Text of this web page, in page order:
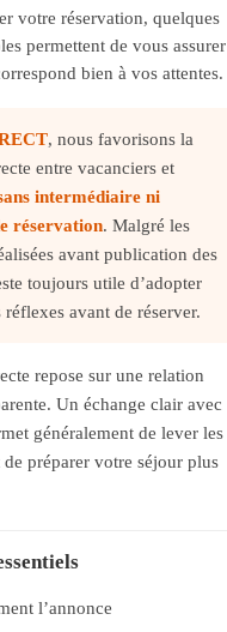
votre réservation, quelques
permettent de vous assurer
bien à vos attentes.
, nous favorisons la
entre vacanciers et
intermédiaire ni
réservation. Malgré les
avant publication des
toujours utile d’adopter
avant de réserver.
repose sur une relation
Un échange clair avec
généralement de lever les
de préparer votre séjour plus
l’annonce